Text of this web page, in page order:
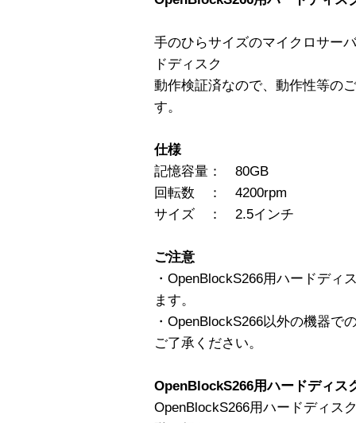
手のひらサイズのマイクロサー
ドディスク
動作検証済なので、動作性等の
す。
仕様
記憶容量： 80GB
回転数 ： 4200rpm
サイズ ： 2.5インチ
ご注意
・OpenBlockS266用ハードディ
ます。
・OpenBlockS266以外の機器で
ご了承ください。
OpenBlockS266用ハードディス
OpenBlockS266用ハードディス